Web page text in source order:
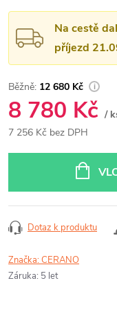
Na cestě
příjezd
12 680 Kč
8 780 Kč /
7 256 Kč bez DPH
Dotaz k produktu
Značka:CERANO
Záruka: 5 let